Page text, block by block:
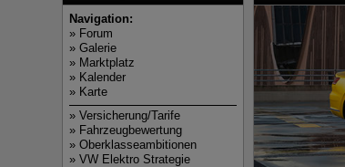
Navigation:
» Forum
» Galerie
» Marktplatz
» Kalender
» Karte
» Versicherung/Tarife
» Fahrzeugbewertung
» Oberklasseambitionen
» VW Elektro Strategie